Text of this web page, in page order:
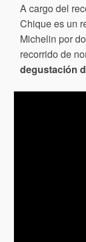
A cargo del
Chique es un
Michelin por
recorrido de
degustación